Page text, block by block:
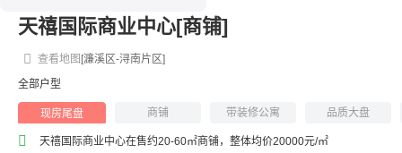
天禧国际商业中心[商铺]
[濂溪区-浔南片区]
查看地图
全部户型
现房尾盘 商铺 带装修公寓
品质大盘
环境优美
商业综合体
天禧国际商业中心在售约20-60㎡商铺，整体均价20000元/㎡